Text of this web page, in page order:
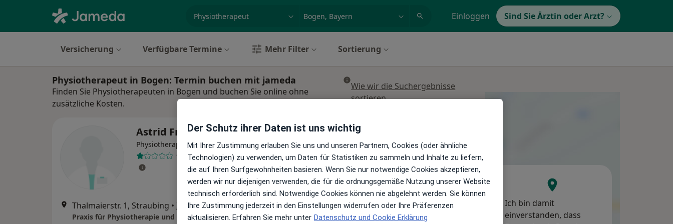
Einloggen Sind Sie Ärztin oder Arzt?
Versicherung Verfügbare Termine Mehr Filter Sortierung
Physiotherapeut in Bogen: Termin buchen mit jameda
Finden Sie Physiotherapeuten in Bogen und buchen Sie online ohne
zusätzliche Kosten.
Wie wir die Suchergebnisse
sortieren
Astrid Früchtl
Physiotherapeutin
1 Bewertung
Thalmaierstr. 1, Straubing • Zu Google Maps
Praxis für Physiotherapie und Ernährungsberatung Astrid Früchtl
Heute Morgen
10 Aug 11 Aug
Online-Terminbuchung nicht verfügbar
Terminanfrage senden
Ich bin damit
einverstanden, dass
Der Schutz ihrer Daten ist uns wichtig
Mit Ihrer Zustimmung erlauben Sie uns und unseren Partnern, Cookies (oder ähnliche
Technologien) zu verwenden, um Daten für Statistiken zu sammeln und Inhalte zu liefern,
die auf Ihren Surfgewohnheiten basieren. Wenn Sie nur notwendige Cookies akzeptieren,
werden wir nur diejenigen verwenden, die für die ordnungsgemäße Nutzung unserer Website
technisch erforderlich sind. Notwendige Cookies können nie abgelehnt werden. Sie können
Ihre Zustimmung jederzeit in den Einstellungen widerrufen oder Ihre Präferenzen
aktualisieren. Erfahren Sie mehr unter Datenschutz und Cookie Erklärung